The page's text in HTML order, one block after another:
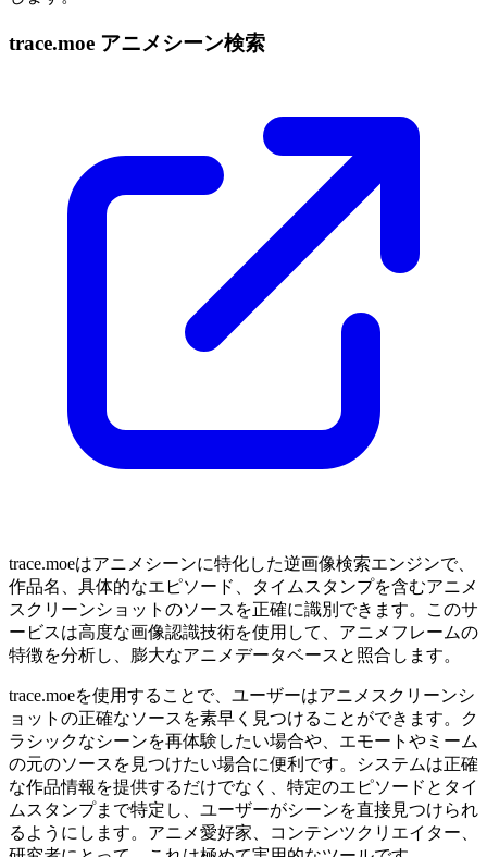
trace.moe アニメシーン検索
trace.moeはアニメシーンに特化した逆画像検索エンジンで、
作品名、具体的なエピソード、タイムスタンプを含むアニメ
スクリーンショットのソースを正確に識別できます。このサ
ービスは高度な画像認識技術を使用して、アニメフレームの
特徴を分析し、膨大なアニメデータベースと照合します。
trace.moeを使用することで、ユーザーはアニメスクリーンシ
ョットの正確なソースを素早く見つけることができます。ク
ラシックなシーンを再体験したい場合や、エモートやミーム
の元のソースを見つけたい場合に便利です。システムは正確
な作品情報を提供するだけでなく、特定のエピソードとタイ
ムスタンプまで特定し、ユーザーがシーンを直接見つけられ
るようにします。アニメ愛好家、コンテンツクリエイター、